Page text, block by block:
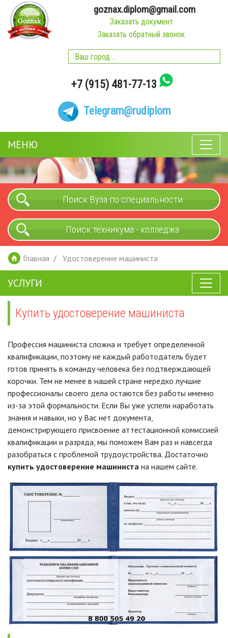
goznax.diplom@gmail.com
Заказать документ
Заказать обратный звонок
+7 (915) 481-77-13
Telegram@rudiplom
МЕНЮ
Поиск Вуза по специальности
Поиск техникума - колледжа
Главная Удостоверение машиниста
УСЛУГИ
Купить удостоверение машиниста
Профессия машиниста сложна и требует определенной
квалификации, поэтому не каждый работодатель будет
готов принять в команду человека без подтверждающей
корочки. Тем не менее в нашей стране нередко лучшие
профессионалы своего дела остаются без работы именно
из-за этой формальности. Если Вы уже успели наработать
знания и навыки, но у Вас нет документа,
демонстрирующего присвоение аттестационной комиссией
квалификации и разряда, мы поможем Вам раз и навсегда
разобраться с проблемой трудоустройства. Достаточно
купить удостоверение машиниста на нашем сайте.